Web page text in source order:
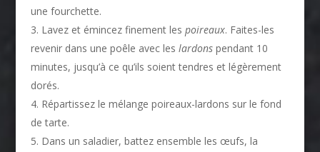
une fourchette.
Lavez et émincez finement les poireaux. Faites-les
revenir dans une poêle avec les lardonspendant 10
minutes, jusqu’à ce qu’ils soient tendres et légèrement
dorés.
Répartissez le mélange poireaux-lardons sur le fond
de tarte.
Dans un saladier, battez ensemble les œufs, la